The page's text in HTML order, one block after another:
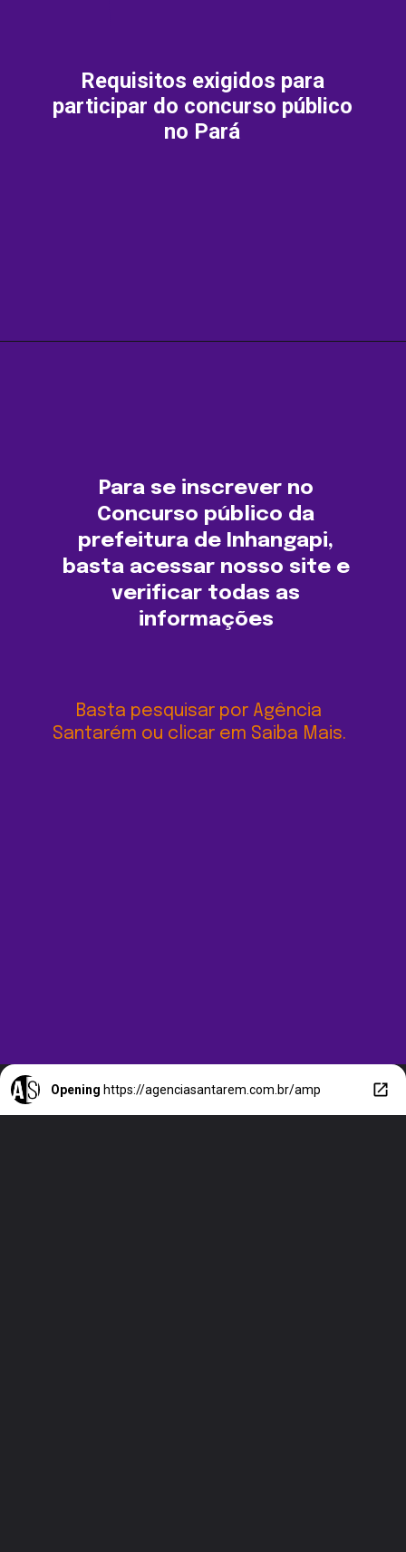
Requisitos exigidos para
participar do concurso público
no Pará
Para se inscrever no
Concurso público da
prefeitura de Inhangapi,
basta acessar nosso site e
verificar todas as
informações
Basta pesquisar por Agência
Santarém ou clicar em Saiba Mais.
Opening https://agenciasantarem.com.br/amp